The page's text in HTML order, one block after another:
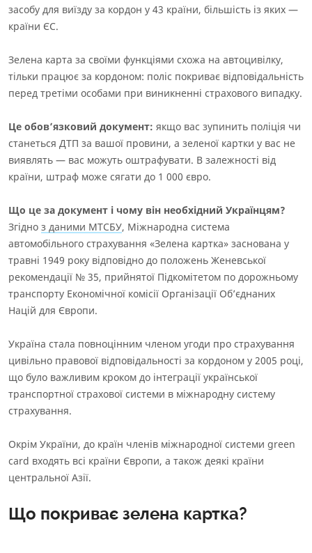
засобу для виїзду за кордон у 43 країни, більшість із яких —
країни ЄС.
Зелена карта за своїми функціями схожа на автоцивілку,
тільки працює за кордоном: поліс покриває відповідальність
перед третіми особами при виникненні страхового випадку.
Це обов’язковий документ: якщо вас зупинить поліція чи
станеться ДТП за вашої провини, а зеленої картки у вас не
виявлять — вас можуть оштрафувати. В залежності від
країни, штраф може сягати до 1 000 євро.
Що це за документ і чому він необхідний Українцям?
Згідно з даними МТСБУ, Міжнародна система
автомобільного страхування «Зелена картка» заснована у
травні 1949 року відповідно до положень Женевської
рекомендації № 35, прийнятої Підкомітетом по дорожньому
транспорту Економічної комісії Організації Об’єднаних
Націй для Європи.
Україна стала повноцінним членом угоди про страхування
цивільно правової відповідальності за кордоном у 2005 році,
що було важливим кроком до інтеграції української
транспортної страхової системи в міжнародну систему
страхування.
Окрім України, до країн членів міжнародної системи green
card входять всі країни Європи, а також деякі країни
центральної Азії.
Що покриває зелена картка?